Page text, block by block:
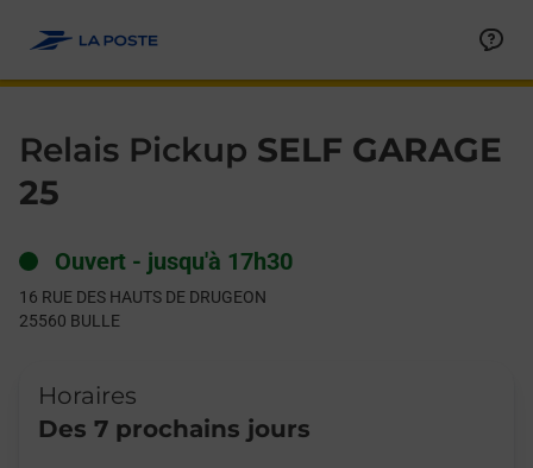
Relais Pickup SELF GARAGE
25
Ouvert - jusqu'à 17h30
16 RUE DES HAUTS DE DRUGEON
25560 BULLE
Horaires
Des 7 prochains jours